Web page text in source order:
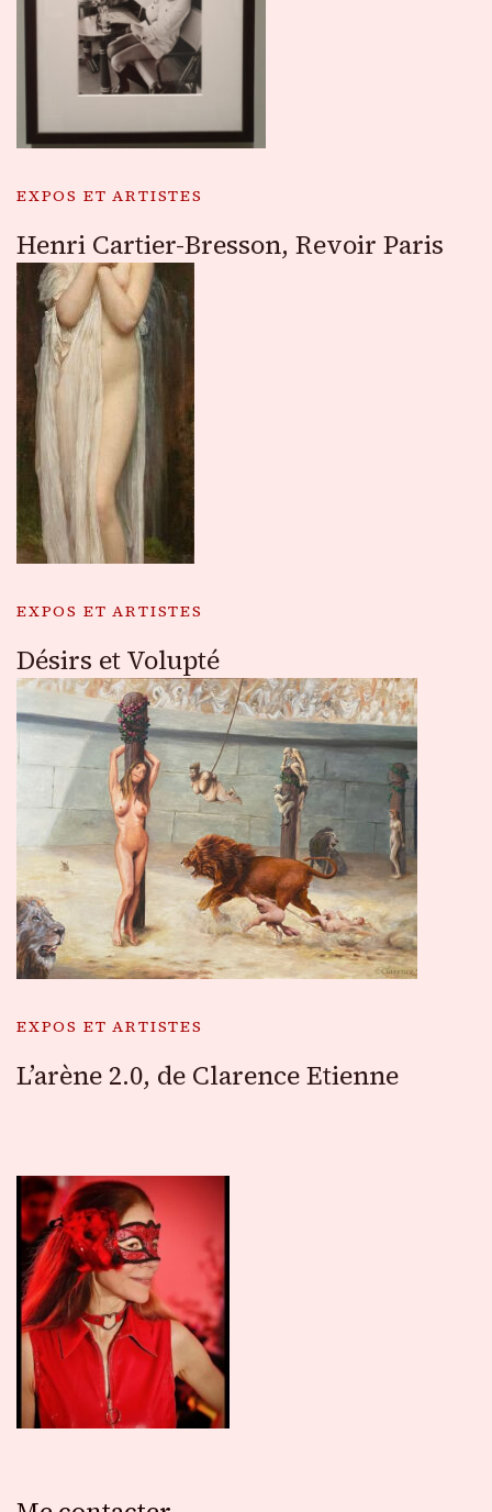
EXPOS ET ARTISTES
Henri Cartier-Bresson, Revoir Paris
EXPOS ET ARTISTES
Désirs et Volupté
EXPOS ET ARTISTES
L’arène 2.0, de Clarence Etienne